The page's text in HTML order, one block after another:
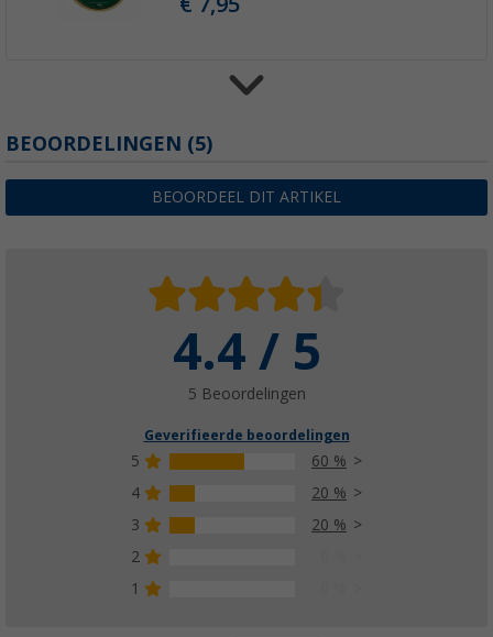
Meindl MT3 Magic Merino Light
€ 16,90
Meindl Wet Proof Waterdichtmakende
BEOORDELINGEN (5)
BEOORDEEL DIT ARTIKEL
4.4 / 5
5 Beoordelingen
Geverifieerde beoordelingen
5
60 %
4
20 %
3
20 %
2
1